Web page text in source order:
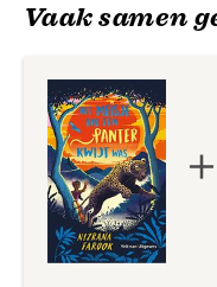
Vaak samen